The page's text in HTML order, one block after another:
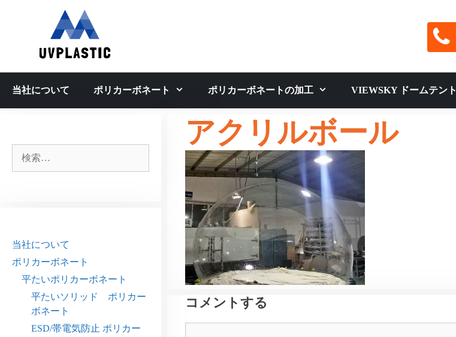
キ
当社について ポリカーボネート ポリカーボネートの加工 VIEWSKY ドームテント
アクリルボール
コメントする
索:
当社について
ポリカーボネート
平たいポリカーボネート
平たいソリッド ポリカー
ボネート
ESD/帯電気防止 ポリカー